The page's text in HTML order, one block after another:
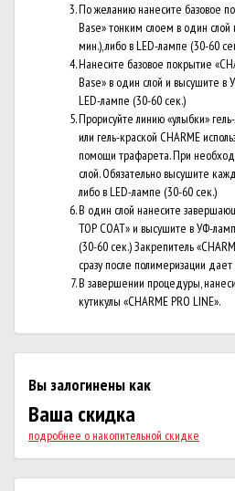
По желанию нанесите базовое
Base» тонким слоем в один
мин.), либо в LED-лампе (30-60
Нанесите базовое покрытие
Base» в один слой и высушите в
LED-лампе (30-60 сек.)
Прорисуйте линию «улыбки»
или гель-краской CHARME
помощи трафарета. При
слой. Обязательно высушите
либо в LED-лампе (30-60 сек.)
В один слой нанесите
TOP COAT» и высушите в УФ-
(30-60 сек.) Закрепитель
сразу после полимеризации
В завершении процедуры,
кутикулы «CHARME PRO LINE».
Вы залогинены как
Ваша скидка
подробнее о накопительной скидке